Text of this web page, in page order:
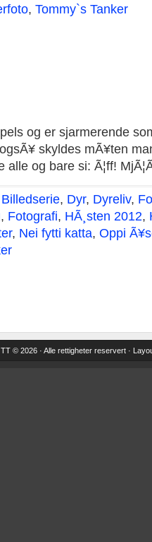
, Tommy`s Tanker
og er sjarmerende
skyldes mÃ¥ten
og bare si: Ã¦ff!
Billedserie, Dyr, Dyreliv,
, Fotografi, HÃ¸sten 2012,
, Nei fytti katta, Oppi
TT © 2026 · Alle rettigheter reservert ·